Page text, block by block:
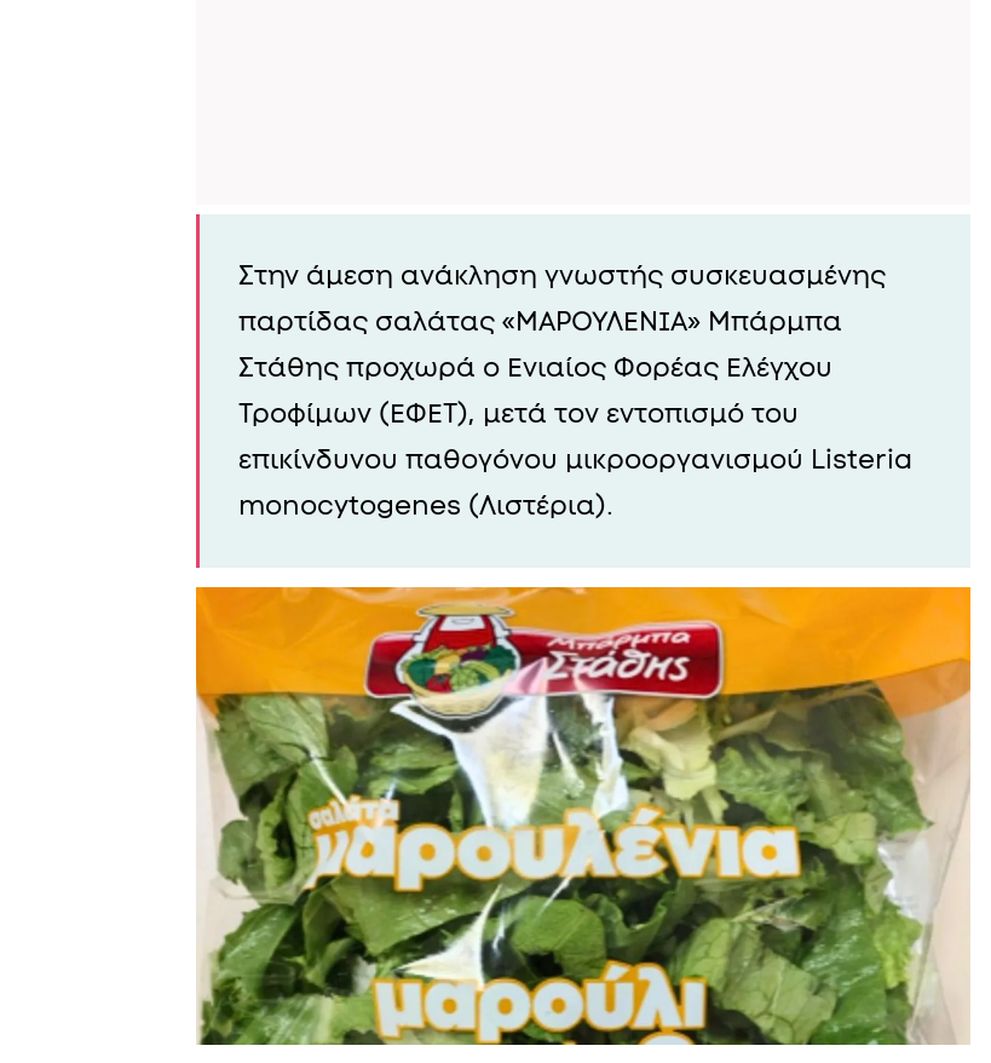
Στην άμεση ανάκληση γνωστής συσκευασμένης
παρτίδας σαλάτας «ΜΑΡΟΥΛΕΝΙΑ» Μπάρμπα
Στάθης προχωρά ο Ενιαίος Φορέας Ελέγχου
Τροφίμων (ΕΦΕΤ), μετά τον εντοπισμό του
επικίνδυνου παθογόνου μικροοργανισμού Listeria
monocytogenes (Λιστέρια).